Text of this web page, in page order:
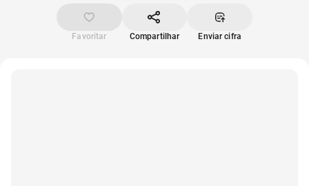
Favoritar Compartilhar Enviar cifra